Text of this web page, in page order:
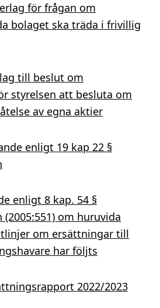
för frågan om
bolaget ska träda i frivillig
till beslut om
styrelsen att besluta om
av egna aktier
enligt 19 kap 22 §
enligt 8 kap. 54 §
om huruvida
om ersättningar till
har följts
2022/2023